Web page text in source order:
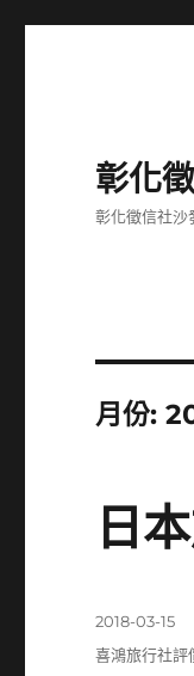
彰化
彰化徵信社沙
月份:
日
發
佈
2018-03-15
分
喜鴻旅行社評